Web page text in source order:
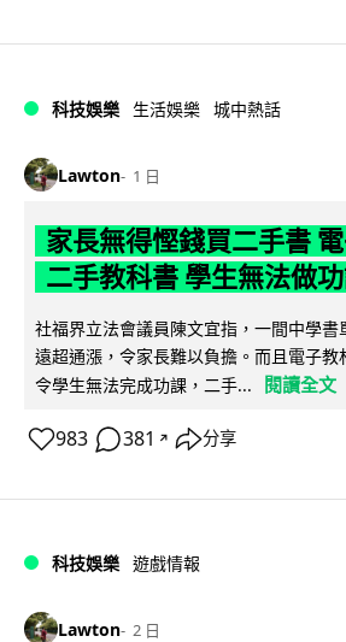
科技娛樂 生活娛樂 城中熱話
Lawton 1 日
家長無得慳錢買二手書
二手教科書 學生無法做
社福界立法會議員陳文宜指，一間中學書
遠超通漲，令家長難以負擔。而且電子教
令學生無法完成功課，二手...
閱讀全文
983 381 ↗ 分享
科技娛樂 遊戲情報
Lawton 2 日